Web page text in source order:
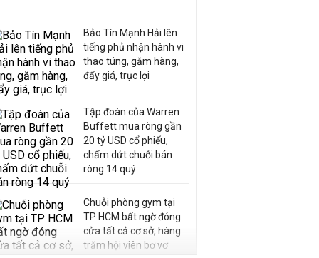
Bảo Tín Mạnh Hải lên
tiếng phủ nhận hành vi
thao túng, găm hàng,
đẩy giá, trục lợi
Tập đoàn của Warren
Buffett mua ròng gần
20 tỷ USD cổ phiếu,
chấm dứt chuỗi bán
ròng 14 quý
Chuỗi phòng gym tại
TP HCM bất ngờ đóng
cửa tất cả cơ sở, hàng
trăm hội viên bơ vơ